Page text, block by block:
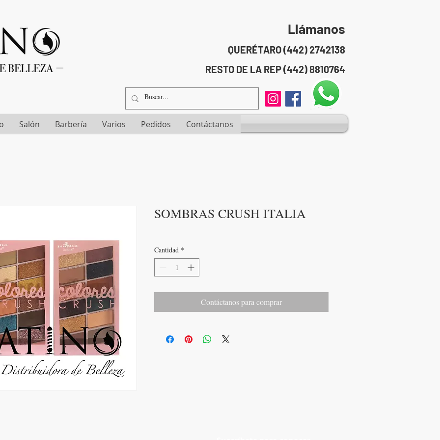
Llámanos
QUERÉTARO (442) 2742138
RESTO DE LA REP (442) 8810764
Salón Barbería Varios Pedidos Contáctanos
SOMBRAS CRUSH ITALIA
Cantidad *
Contáctanos para comprar